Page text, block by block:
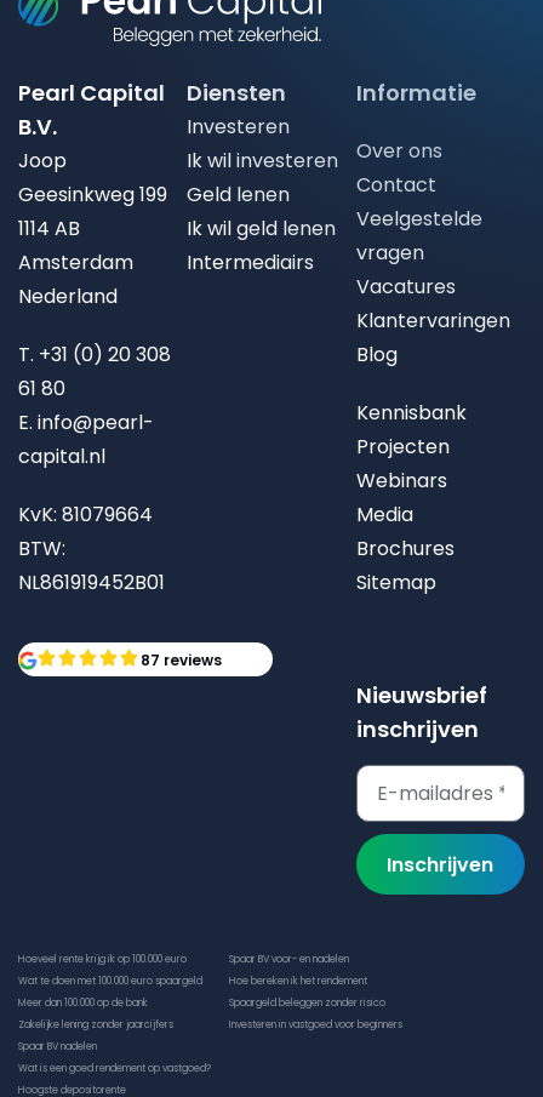
Pearl Capital
B.V.
Joop
Geesinkweg 199
1114 AB
Amsterdam
Nederland
T. +31 (0) 20 308
61 80
E. info@pearl-
capital.nl
KvK: 81079664
BTW:
NL861919452B01
87 reviews
Diensten
Investeren
Ik wil investeren
Geld lenen
Ik wil geld lenen
Intermediairs
Informatie
Over ons
Contact
Veelgestelde
vragen
Vacatures
Klantervaringen
Blog
Kennisbank
Projecten
Webinars
Media
Brochures
Sitemap
Nieuwsbrief
inschrijven
Inschrijven
Hoeveel rente krijg ik op 100.000 euro
Wat te doen met 100.000 euro spaargeld
Meer dan 100.000 op de bank
Zakelijke lening zonder jaarcijfers
Spaar BV nadelen
Wat is een goed rendement op vastgoed?
Hoogste depositorente
Spaar BV voor- en nadelen
Hoe bereken ik het rendement
Spaargeld beleggen zonder risico
Investeren in vastgoed voor beginners